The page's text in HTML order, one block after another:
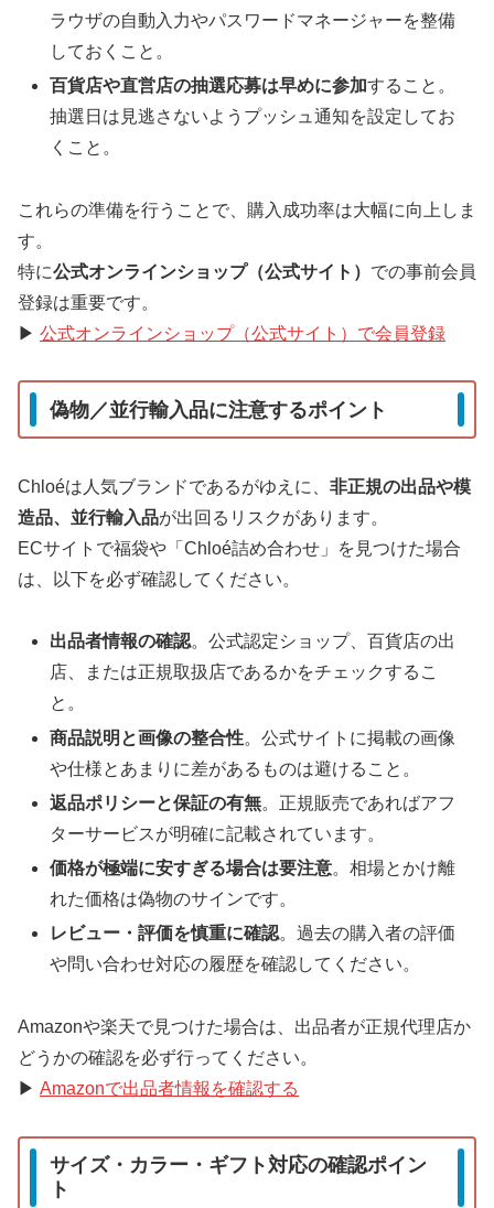
ラウザの自動入力やパスワードマネージャーを整備
しておくこと。
百貨店や直営店の抽選応募は早めに参加すること。
抽選日は見逃さないようプッシュ通知を設定してお
くこと。
これらの準備を行うことで、購入成功率は大幅に向上しま
す。
特に公式オンラインショップ（公式サイト） での事前会員
登録は重要です。
▶ 公式オンラインショップ（公式サイト）で会員登録
偽物／並行輸入品に注意するポイント
Chloéは人気ブランドであるがゆえに、 非正規の出品や模
造品、並行輸入品が出回るリスクがあります。
ECサイトで福袋や「Chloé詰め合わせ」を見つけた場合
は、以下を必ず確認してください。
出品者情報の確認。公式認定ショップ、百貨店の出
店、または正規取扱店であるかをチェックするこ
と。
商品説明と画像の整合性。公式サイトに掲載の画像
や仕様とあまりに差があるものは避けること。
返品ポリシーと保証の有無。正規販売であればアフ
ターサービスが明確に記載されています。
価格が極端に安すぎる場合は要注意。相場とかけ離
れた価格は偽物のサインです。
レビュー・評価を慎重に確認。過去の購入者の評価
や問い合わせ対応の履歴を確認してください。
Amazonや楽天で見つけた場合は、出品者が正規代理店か
どうかの確認を必ず行ってください。
▶ Amazonで出品者情報を確認する
サイズ・カラー・ギフト対応の確認ポイン
ト